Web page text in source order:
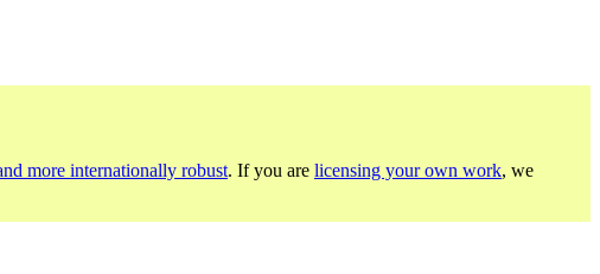
more internationally robust. If you are licensing your own work, we